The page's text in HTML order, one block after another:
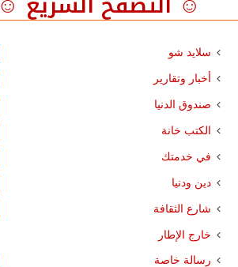
سلايد شو
أخبار وتقارير
صندوق الدنيا
الكتب خانة
في خدمتك
دين ودنيا
شارع الثقافة
خارج الإطار
رسالة خاصة